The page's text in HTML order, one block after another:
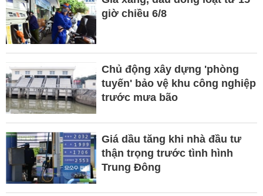
giờ chiều 6/8
Chủ động xây dựng 'phòng
tuyến' bảo vệ khu công nghiệp
trước mưa bão
Giá dầu tăng khi nhà đầu tư
thận trọng trước tình hình
Trung Đông